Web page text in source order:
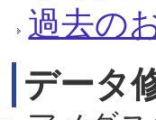
過去の
データ